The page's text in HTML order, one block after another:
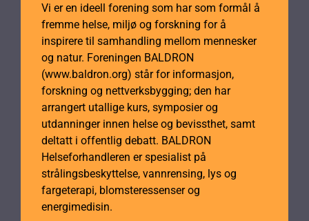
Vi er en ideell forening som har som formål å
fremme helse, miljø og forskning for å
inspirere til samhandling mellom mennesker
og natur. Foreningen BALDRON
(www.baldron.org) står for informasjon,
forskning og nettverksbygging; den har
arrangert utallige kurs, symposier og
utdanninger innen helse og bevissthet, samt
deltatt i offentlig debatt. BALDRON
Helseforhandleren er spesialist på
strålingsbeskyttelse, vannrensing, lys og
fargeterapi, blomsteressenser og
energimedisin.